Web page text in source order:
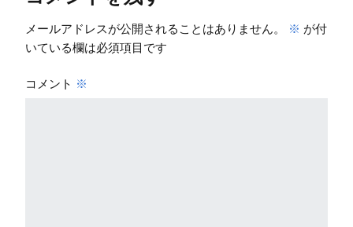
メールアドレスが公開されることはありません。 ※ が付
いている欄は必須項目です
コメント ※